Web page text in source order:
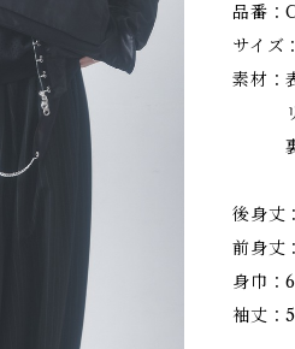
品番
サイズ
素材：
リブ
裏地
後身丈
前身丈
身巾：
袖丈：